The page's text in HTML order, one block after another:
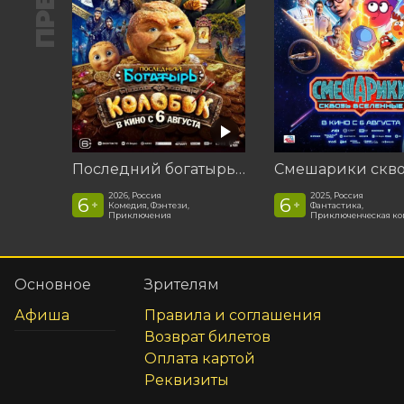
Последний богатырь. Колобок
6 +
2026, Россия
Комедия, Фэнтези,
Приключения
6 +
2025, Россия
Фантастика,
Приключенческая
Основное
Афиша
Зрителям
Правила и соглашения
Возврат билетов
Оплата картой
Реквизиты